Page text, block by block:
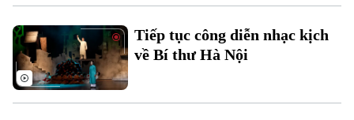
Di tích
Y tế
Dinh dưỡng
Tư vấn sức khỏe
Bóng đá
Quần vợt
Giải trí
Tin tức
Đã phát sóng
Tiếp tục công diễn nhạc kịch
về Bí thư Hà Nội